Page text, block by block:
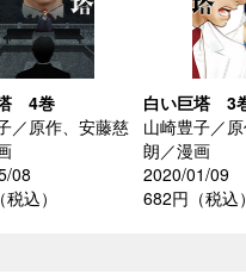
4巻
／原作、安藤慈
08
込）
白い巨塔 3
山崎豊子／
朗／漫画
2020/01/09
682円（税込）